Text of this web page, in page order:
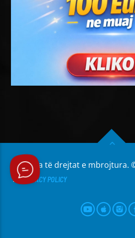
Të gjitha të drejtat e mbrojtura. ©
PRIVACY POLICY